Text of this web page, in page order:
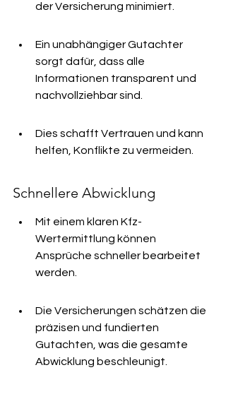
der Versicherung minimiert.
Ein unabhängiger Gutachter
sorgt dafür, dass alle
Informationen transparent und
nachvollziehbar sind.
Dies schafft Vertrauen und kann
helfen, Konflikte zu vermeiden.
Schnellere Abwicklung
Mit einem klaren Kfz-
Wertermittlung können
Ansprüche schneller bearbeitet
werden.
Die Versicherungen schätzen die
präzisen und fundierten
Gutachten, was die gesamte
Abwicklung beschleunigt.